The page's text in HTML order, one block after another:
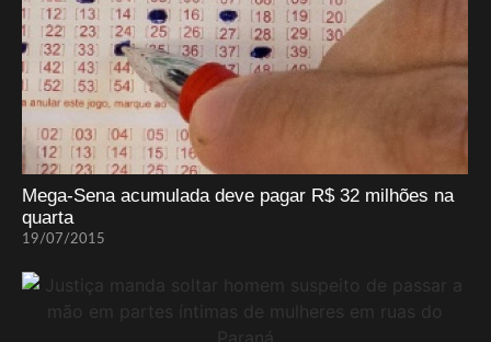
Mega-Sena acumulada deve pagar R$ 32 milhões na
quarta
19/07/2015